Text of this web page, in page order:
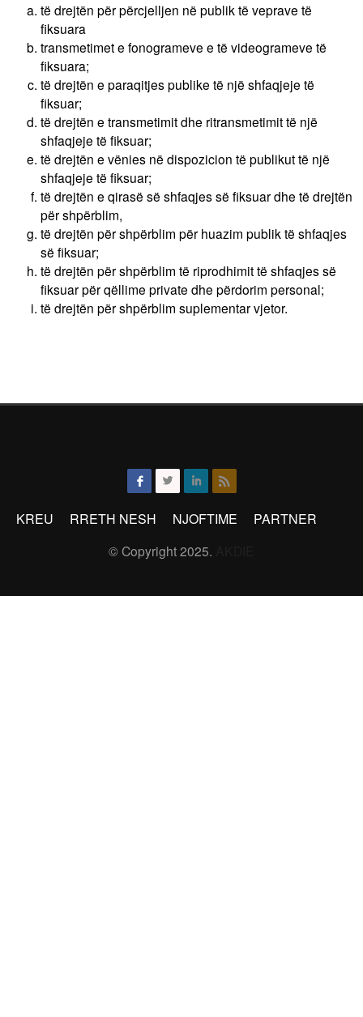
të drejtën për përcjelljen në publik të veprave të
fiksuara
transmetimet e fonogrameve e të videogrameve të
fiksuara;
të drejtën e paraqitjes publike të një shfaqjeje të
fiksuar;
të drejtën e transmetimit dhe ritransmetimit të një
shfaqjeje të fiksuar;
të drejtën e vënies në dispozicion të publikut të një
shfaqjeje të fiksuar;
të drejtën e qirasë së shfaqjes së fiksuar dhe të drejtën
për shpërblim,
të drejtën për shpërblim për huazim publik të shfaqjes
së fiksuar;
të drejtën për shpërblim të riprodhimit të shfaqjes së
fiksuar për qëllime private dhe përdorim personal;
të drejtën për shpërblim suplementar vjetor.
KREU RRETH NESH NJOFTIME PARTNER
© Copyright 2025.